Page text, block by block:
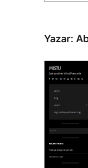
Yazar: